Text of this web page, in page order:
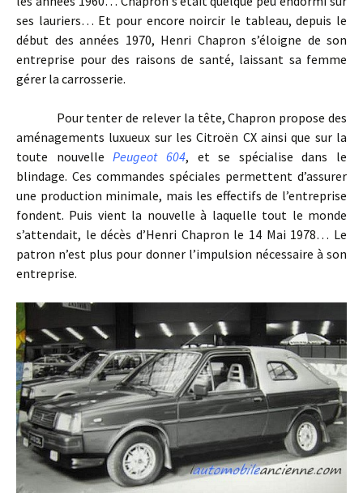
ses lauriers… Et pour encore noircir le tableau, depuis le
début des années 1970, Henri Chapron s’éloigne de son
entreprise pour des raisons de santé, laissant sa femme
gérer la carrosserie.
Pour tenter de relever la tête, Chapron propose des
aménagements luxueux sur les Citroën CX ainsi que sur la
toute nouvellePeugeot 604, et se spécialise dans le
blindage. Ces commandes spéciales permettent d’assurer
une production minimale, mais les effectifs de l’entreprise
fondent. Puis vient la nouvelle à laquelle tout le monde
s’attendait, le décès d’Henri Chapron le 14 Mai 1978… Le
patron n’est plus pour donner l’impulsion nécessaire à son
entreprise.